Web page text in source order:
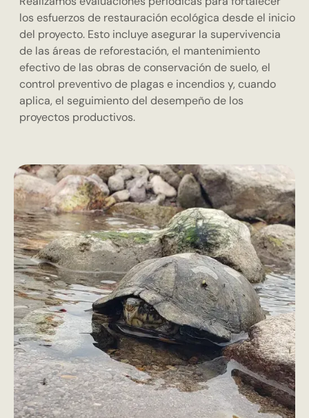
los esfuerzos de restauración ecológica desde el inicio
del proyecto. Esto incluye asegurar la supervivencia
de las áreas de reforestación, el mantenimiento
efectivo de las obras de conservación de suelo, el
control preventivo de plagas e incendios y, cuando
aplica, el seguimiento del desempeño de los
proyectos productivos.